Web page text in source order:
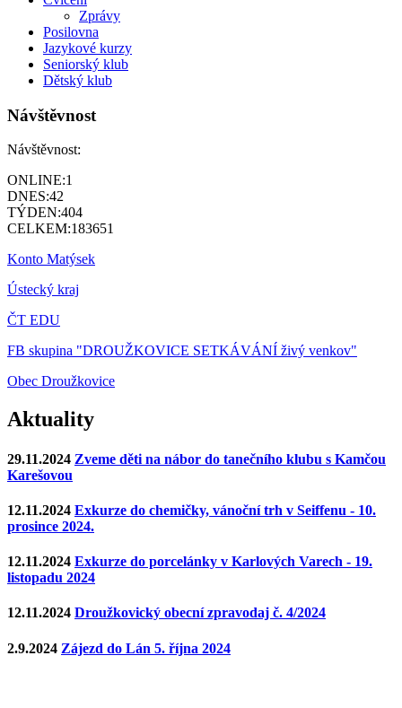
Zprávy
Posilovna
Jazykové kurzy
Seniorský klub
Dětský klub
Návštěvnost
Návštěvnost:
ONLINE:1
DNES:42
TÝDEN:404
CELKEM:183651
Konto Matýsek
Ústecký kraj
ČT EDU
FB skupina "DROUŽKOVICE SETKÁVÁNÍ živý venkov"
Obec Droužkovice
Aktuality
29.11.2024 Zveme děti na nábor do tanečního klubu s Kamčou
Karešovou
12.11.2024 Exkurze do chemičky, vánoční trh v Seiffenu - 10.
prosince 2024.
12.11.2024 Exkurze do porcelánky v Karlových Varech - 19.
listopadu 2024
12.11.2024 Droužkovický obecní zpravodaj č. 4/2024
2.9.2024 Zájezd do Lán 5. října 2024